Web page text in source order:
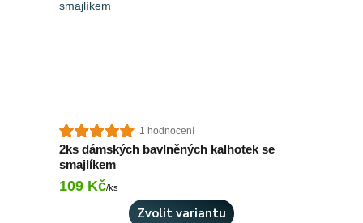
1 hodnocení
2ks dámských bavlněných kalhotek se
smajlíkem
109 Kč/ks
Zvolit variantu